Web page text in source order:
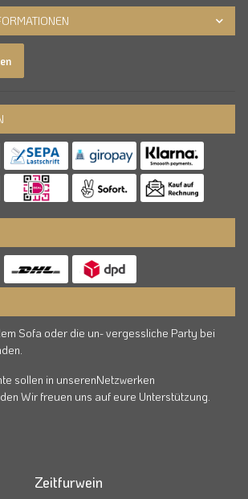
Sofa oder die un- vergessliche Party bei
sollen in unserenNetzwerken
Wir freuen uns auf eure Unterstützung.
Zeitfurwein